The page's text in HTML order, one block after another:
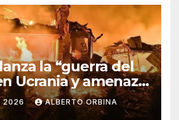
la “guerra del
Ucrania y amenaza
global de
2026 ALBERTO ORBINA